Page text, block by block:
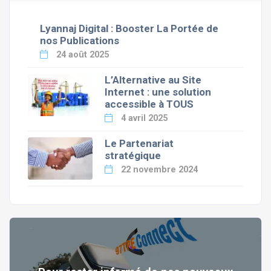
Lyannaj Digital : Booster La Portée de
nos Publications
24 août 2025
L’Alternative au Site
Internet : une solution
accessible à TOUS
4 avril 2025
Le Partenariat
stratégique
22 novembre 2024